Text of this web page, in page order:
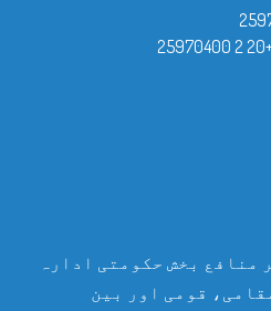
+20 2
منافع بخش حکومتی ادارہ
قومی اور بین